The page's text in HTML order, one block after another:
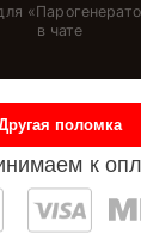
«
в чате
к
поломка